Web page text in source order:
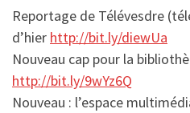
Reportage de Télévesdre
d’hier http://bit.ly/diewUa
Nouveau cap pour la
http://bit.ly/9wYz6Q
Nouveau : l’espace